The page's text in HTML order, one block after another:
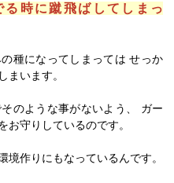
る時に蹴飛ばしてしまっ
種になってしまっては せっか
まいます。
のような事がないよう、 ガー
お守りしているのです。
境作りにもなっているんです。